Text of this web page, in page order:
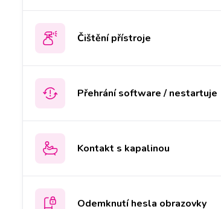
Čištění přístroje
Přehrání software / nestartuje
Kontakt s kapalinou
Odemknutí hesla obrazovky